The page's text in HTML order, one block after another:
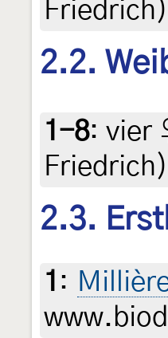
Friedrich)
2.2.
1-8: vier
Friedrich)
2.3.
1 :